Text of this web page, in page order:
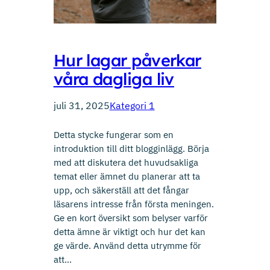
Hur lagar påverkar
våra dagliga liv
juli 31, 2025Kategori 1
Detta stycke fungerar som en
introduktion till ditt blogginlägg. Börja
med att diskutera det huvudsakliga
temat eller ämnet du planerar att ta
upp, och säkerställ att det fångar
läsarens intresse från första meningen.
Ge en kort översikt som belyser varför
detta ämne är viktigt och hur det kan
ge värde. Använd detta utrymme för
att…